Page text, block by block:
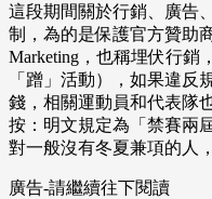
這段期間關於行銷、廣告
制，為的是保護官方贊助
Marketing，也稱埋伏行銷
「蹭」活動），如果違反
錢，相關運動員和代表隊
按：明文規定為「禁賽兩
對一般沒有冬夏兼項的人
廣告-請繼續往下閱讀